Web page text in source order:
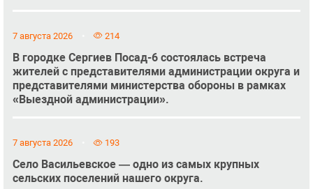
7 августа 2026 214
В городке Сергиев Посад-6 состоялась встреча
жителей с представителями администрации округа и
представителями министерства обороны в рамках
«Выездной администрации».
7 августа 2026 193
Село Васильевское — одно из самых крупных
сельских поселений нашего округа.